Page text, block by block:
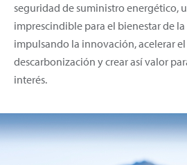
seguridad de suministro energético,
imprescindible para el bienestar de
impulsando la innovación, acelerar
descarbonización y crear así valor
interés.